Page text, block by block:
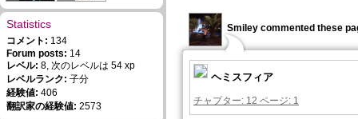
Statistics
コメント: 134
Forum posts: 14
レベル: 8, 次のレベルは 54 xp
レベルランク: 子分
経験値: 406
翻訳家の経験値: 2573
Smiley commented these
ヘミスフィア
チャプター: 12 ページ: 1